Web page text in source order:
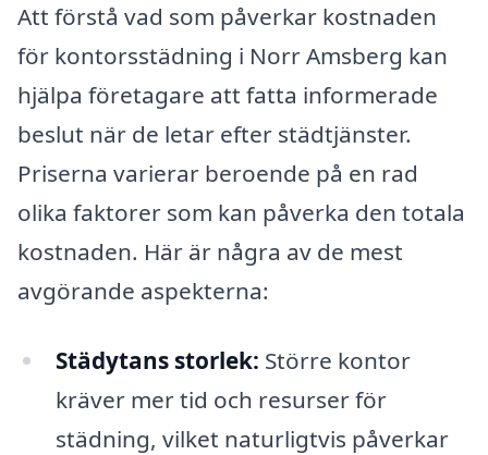
Att förstå vad som påverkar kostnaden
för kontorsstädning i Norr Amsberg kan
hjälpa företagare att fatta informerade
beslut när de letar efter städtjänster.
Priserna varierar beroende på en rad
olika faktorer som kan påverka den totala
kostnaden. Här är några av de mest
avgörande aspekterna:
Städytans storlek: Större kontor
kräver mer tid och resurser för
städning, vilket naturligtvis påverkar